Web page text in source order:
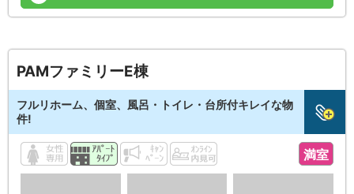
PAMファミリーE棟
フルリホーム、個室、風呂・トイレ・台所付キレイな物
件!
満室